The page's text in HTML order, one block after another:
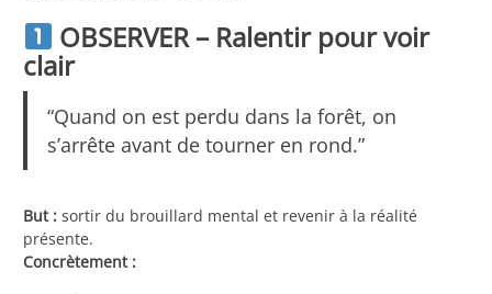
OBSERVER – Ralentir pour voir
clair
“Quand on est perdu dans la forêt, on
s’arrête avant de tourner en rond.”
But : sortir du brouillard mental et revenir à la réalité
présente.
Concrètement :